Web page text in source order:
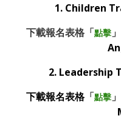
1. Children
下載報名表格「點擊」
2. Leadership
下載報名表格「點擊」